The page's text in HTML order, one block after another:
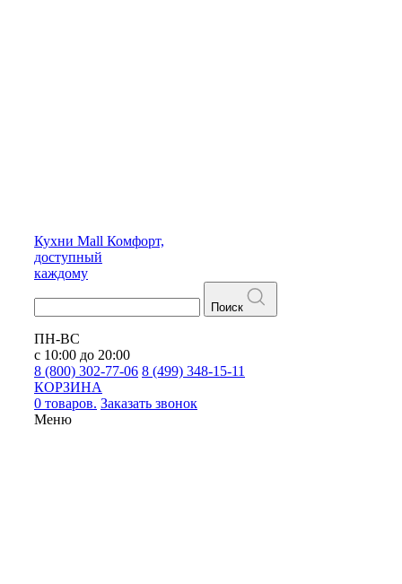
Кухни Mall Комфорт,
доступный
каждому
Поиск
ПН-ВС
с 10:00 до 20:00
8 (800) 302-77-06 8 (499) 348-15-11
КОРЗИНА
0 товаров. Заказать звонок
Меню